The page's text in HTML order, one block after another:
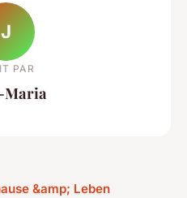
J
PAR
Maria
&amp; Leben